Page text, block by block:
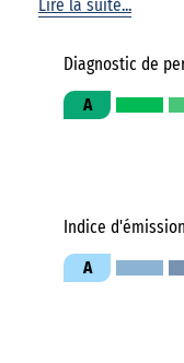
Lire la suite...
Diagnostic de
A
Indice
A